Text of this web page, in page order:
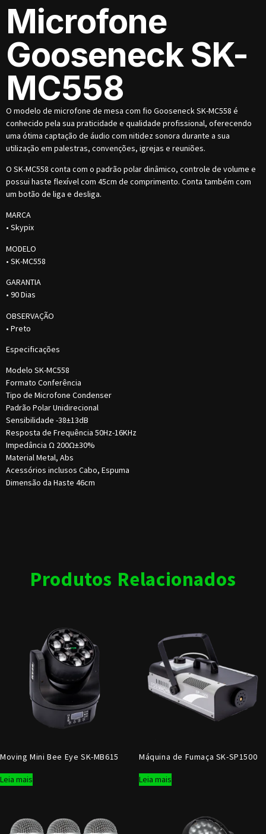
Microfone
Gooseneck SK-
MC558
O modelo de microfone de mesa com fio Gooseneck SK-MC558 é
conhecido pela sua praticidade e qualidade profissional, oferecendo
uma ótima captação de áudio com nitidez sonora durante a sua
utilização em palestras, convenções, igrejas e reuniões.
O SK-MC558 conta com o padrão polar dinâmico, controle de volume e
possui haste flexível com 45cm de comprimento. Conta também com
um botão de liga e desliga.
MARCA
• Skypix
MODELO
• SK-MC558
GARANTIA
• 90 Dias
OBSERVAÇÃO
• Preto
Especificações
Modelo SK-MC558
Formato Conferência
Tipo de Microfone Condenser
Padrão Polar Unidirecional
Sensibilidade -38±13dB
Resposta de Frequência 50Hz-16KHz
Impedância Ω 200Ω±30%
Material Metal, Abs
Acessórios inclusos Cabo, Espuma
Dimensão da Haste 46cm
Produtos Relacionados
Moving Mini Bee Eye SK-MB615
Leia mais
Máquina de Fumaça SK-SP1500
Leia mais